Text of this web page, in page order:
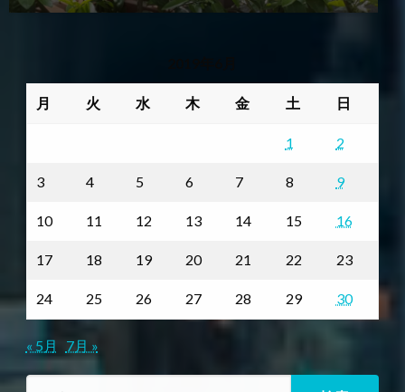
月 火 水 木 金 土 日
1 2
3 4 5 6 7 8 9
10 11 12 13 14 15 16
17 18 19 20 21 22 23
24 25 26 27 28 29 30
« 5月 7月 »